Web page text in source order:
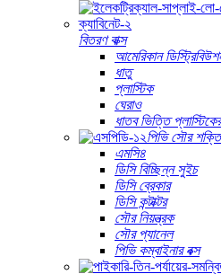
বিতরণ বাক্স
আমেরিকান
ধাতু
প্লাস্টিক
ঘেরাও
ধাতব ভিত্তি
পিভি সৌর
এমসি৪
ডিসি বিচ্ছিন্ন সুইচ
ডিসি ব্রেকার
ডিসি কন্টাক্টর
সৌর নিয়ন্ত্রক
সৌর প্যানেল
পিভি কম্বাইনার বক্স